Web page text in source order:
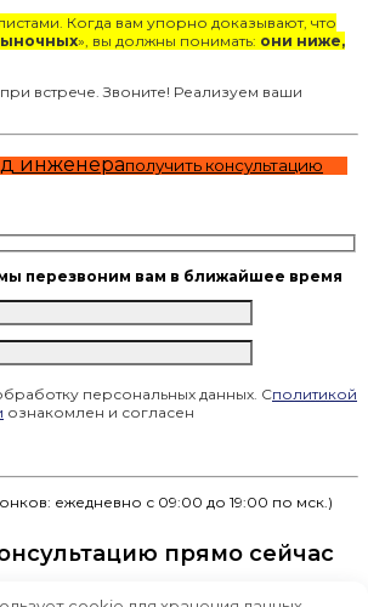
Когда вам упорно доказывают, что
», вы должны понимать: они ниже,
встрече. Звоните! Реализуем ваши
инженераполучить консультацию
перезвоним вам в ближайшее время
персональных данных. Сполитикой
ознакомлен и согласен
ежедневно с 09:00 до 19:00 по мск.)
прямо сейчас